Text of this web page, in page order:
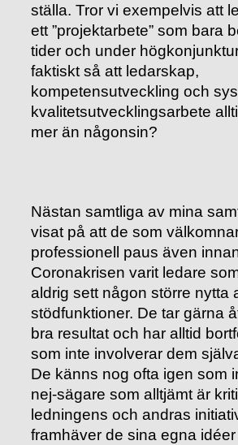
ställa. Tror vi exempelvis att
ett ”projektarbete” som bara
tider och under
faktiskt så att ledarskap,
kompetensutveckling och
kvalitetsutvecklingsarbete
mer än någonsin?
Nästan samtliga av mina
visat på att de som
professionell paus även
Coronakrisen varit ledare
aldrig sett någon större nytta
stödfunktioner. De tar gärna
bra resultat och har alltid
som inte involverar dem
De känns nog ofta igen som
nej-sägare som alltjämt är
ledningens och andras
framhäver de sina egna